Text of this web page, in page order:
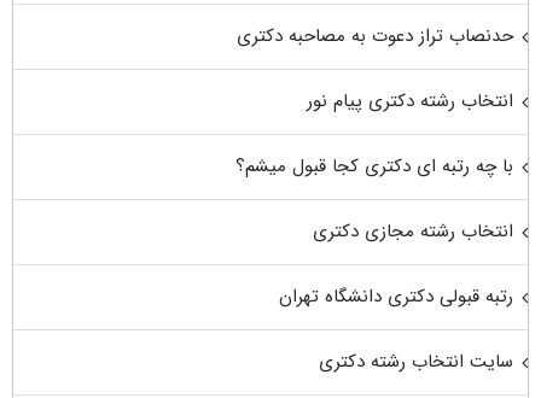
حدنصاب تراز دعوت به مصاحبه دکتری
انتخاب رشته دکتری پیام نور
با چه رتبه ای دکتری کجا قبول میشم؟
انتخاب رشته مجازی دکتری
رتبه قبولی دکتری دانشگاه تهران
سایت انتخاب رشته دکتری